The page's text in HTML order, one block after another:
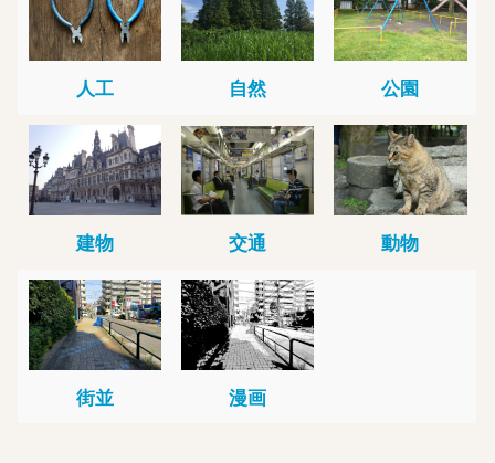
人工 自然 公園
建物 交通 動物
街並 漫画